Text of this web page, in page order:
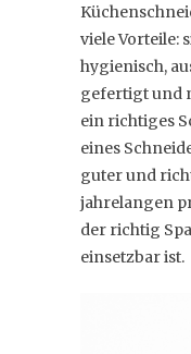
viele Vorteile:
hygienisch,
gefertigt und
ein richtiges
eines
guter und
jahrelangen
der richtig
einsetzbar ist.